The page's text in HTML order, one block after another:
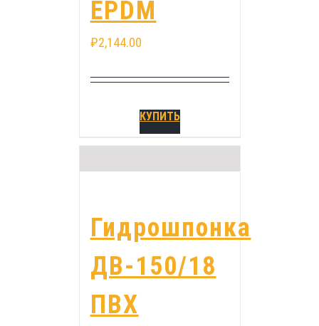
EPDM
₽2,144.00
КУПИТЬ
Гидрошпонка
ДВ-150/18
ПВХ